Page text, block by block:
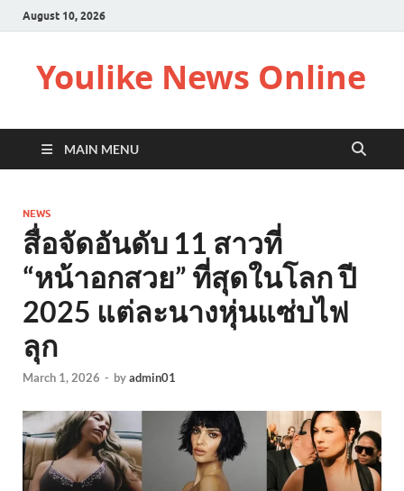
August 10, 2026
Youlike News Online
MAIN MENU
NEWS
สื่อจัดอันดับ 11 สาวที่
“หน้าอกสวย” ที่สุดในโลก ปี
2025 แต่ละนางหุ่นแซ่บไฟ
ลุก
March 1, 2026 - byadmin01